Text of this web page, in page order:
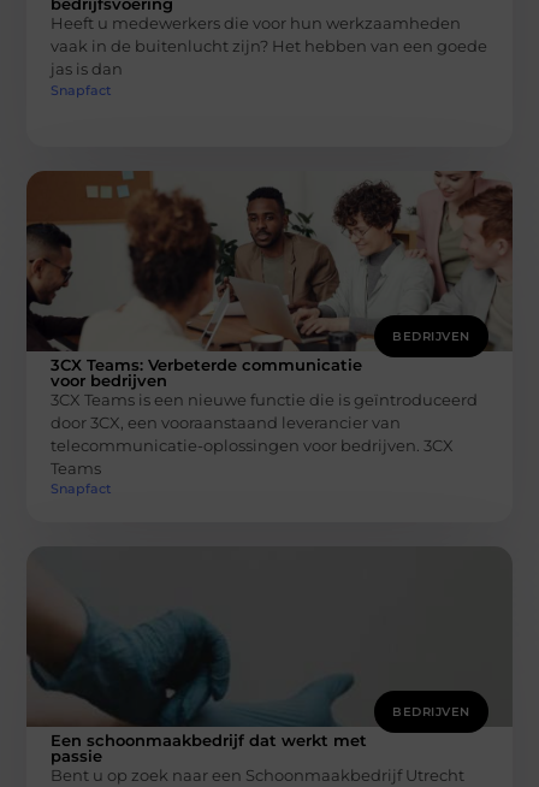
bedrijfsvoering
Heeft u medewerkers die voor hun werkzaamheden
vaak in de buitenlucht zijn? Het hebben van een goede
jas is dan
Snapfact
BEDRIJVEN
3CX Teams: Verbeterde communicatie
voor bedrijven
3CX Teams is een nieuwe functie die is geïntroduceerd
door 3CX, een vooraanstaand leverancier van
telecommunicatie-oplossingen voor bedrijven. 3CX
Teams
Snapfact
BEDRIJVEN
Een schoonmaakbedrijf dat werkt met
passie
Bent u op zoek naar een Schoonmaakbedrijf Utrecht